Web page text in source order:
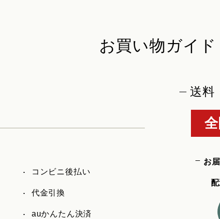
お買い物ガイド
コンビニ後払い
代金引換
auかんたん決済
送料
全
お